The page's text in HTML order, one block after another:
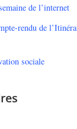
de l’internet
rendu de
sociale